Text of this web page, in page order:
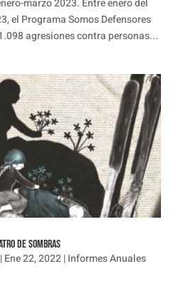
marzo 2023. Entre enero del
el Programa Somos Defensores
agresiones contra personas...
DE SOMBRAS
Ene 22, 2022|Informes Anuales